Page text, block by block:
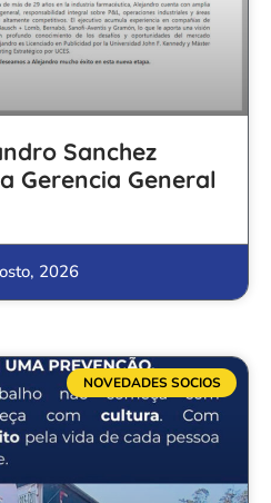
Sanchez
Gerencia General
2026
NOVEDADES SOCIOS